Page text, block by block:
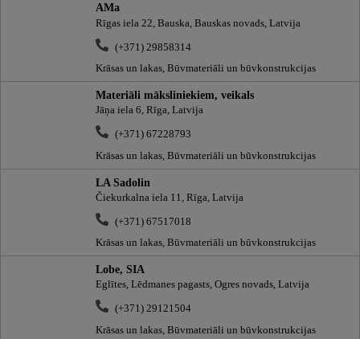
AMa
Rīgas iela 22, Bauska, Bauskas novads, Latvija
(+371) 29858314
Krāsas un lakas, Būvmateriāli un būvkonstrukcijas
Materiāli māksliniekiem, veikals
Jāņa iela 6, Rīga, Latvija
(+371) 67228793
Krāsas un lakas, Būvmateriāli un būvkonstrukcijas
LA Sadolin
Čiekurkalna iela 11, Rīga, Latvija
(+371) 67517018
Krāsas un lakas, Būvmateriāli un būvkonstrukcijas
Lobe, SIA
Eglītes, Lēdmanes pagasts, Ogres novads, Latvija
(+371) 29121504
Krāsas un lakas, Būvmateriāli un būvkonstrukcijas